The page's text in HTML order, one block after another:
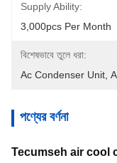
Supply Ability:
3,000pcs Per Month
বিশেষভাবে তুলে ধরা:
Ac Condenser Unit
পণ্যের বর্ণনা
Tecumseh air cool